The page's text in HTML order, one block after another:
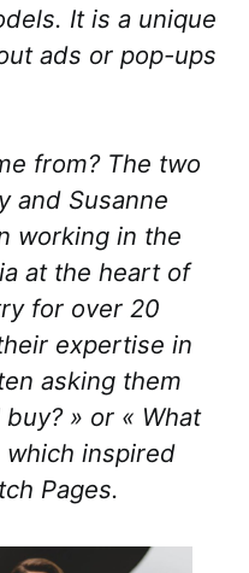
It is a unique
ads or pop-ups
from? The two
and Susanne
working in the
at the heart of
for over 20
expertise in
asking them
» or « What
which inspired
Pages.